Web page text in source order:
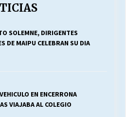
SOLEMNE, DIRIGENTES
DE MAIPU CELEBRAN SU DIA
EN ENCERRONA
VIAJABA AL COLEGIO